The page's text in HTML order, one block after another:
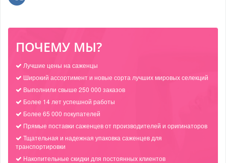
ПОЧЕМУ МЫ?
Лучшие цены на саженцы
Широкий ассортимент и новые сорта лучших мировых селекций
Выполнили свыше 250 000 заказов
Более 14 лет успешной работы
Более 65 000 покупателей
Прямые поставки саженцев от производителей и оригинаторов
Тщательная и надежная упаковка саженцев для
транспортировки
Накопительные скидки для постоянных клиентов